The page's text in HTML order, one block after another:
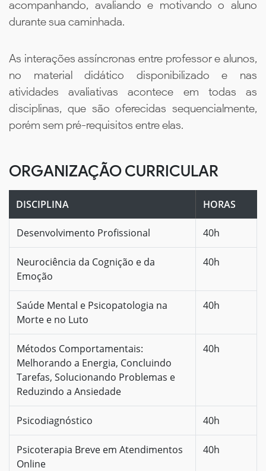
acompanhando, avaliando e motivando o aluno
durante sua caminhada.
As interações assíncronas entre professor e alunos,
no material didático disponibilizado e nas
atividades avaliativas acontece em todas as
disciplinas, que são oferecidas sequencialmente,
porém sem pré-requisitos entre elas.
ORGANIZAÇÃO CURRICULAR
DISCIPLINA HORAS
Desenvolvimento Profissional 40h
Neurociência da Cognição e da
Emoção
40h
Saúde Mental e Psicopatologia na
Morte e no Luto
40h
Métodos Comportamentais:
Melhorando a Energia, Concluindo
Tarefas, Solucionando Problemas e
Reduzindo a Ansiedade
40h
Psicodiagnóstico 40h
Psicoterapia Breve em Atendimentos
Online
40h